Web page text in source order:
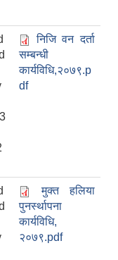
निजि वन दर्ता
सम्‍बन्धी
कार्यविधि,२०७९.p
df
मुक्त हलिया
पुनर्स्थापना
कार्यविधि,
२०७९.pdf